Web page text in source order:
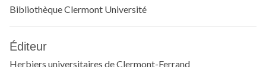
Bibliothèque Clermont Université
Éditeur
Herbiers universitaires de Clermont-Ferrand